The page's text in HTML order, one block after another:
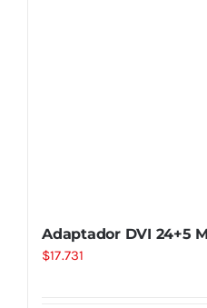
Adaptador DVI 24+5
$17.731